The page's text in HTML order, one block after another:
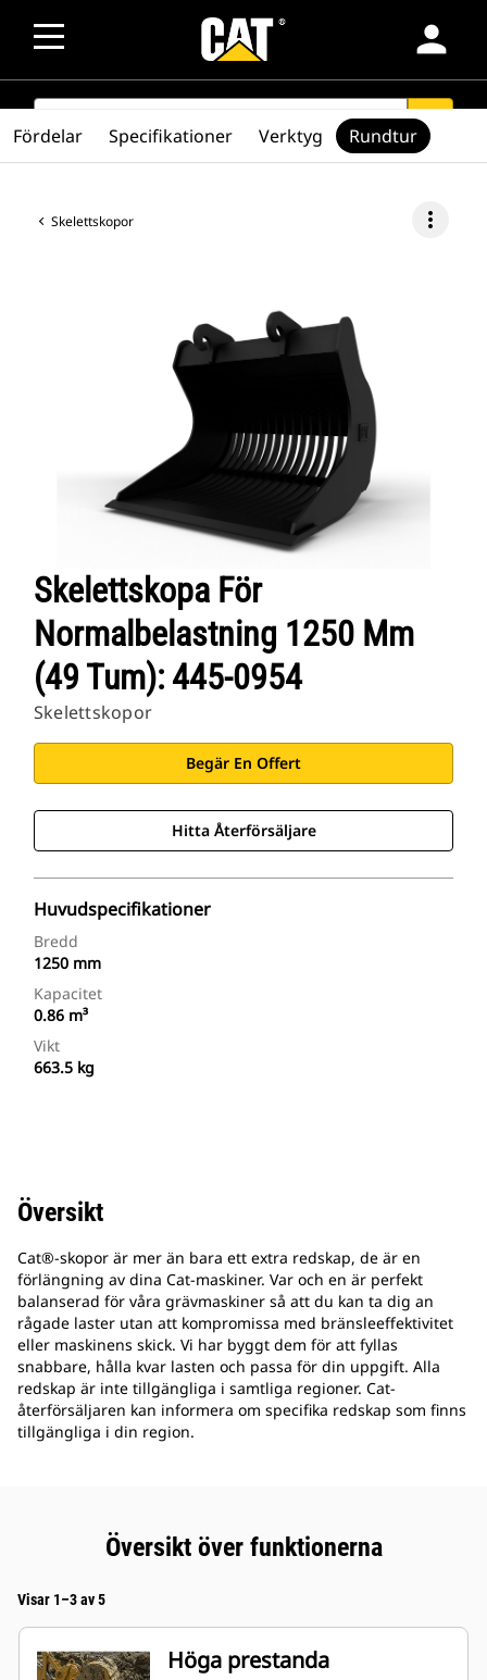
person
SEARCH search
Skelettskopor more_vert
Skelettskopa För
Normalbelastning 1250 Mm
(49 Tum): 445-0954
Skelettskopor
Begär En Offert
Hitta Återförsäljare
Huvudspecifikationer
Bredd
1250 mm
Kapacitet
0.86 m³
Vikt
663.5 kg
Fördelar Specifikationer Verktyg Rundtur
Översikt
Cat®-skopor är mer än bara ett extra redskap, de är en
förlängning av dina Cat-maskiner. Var och en är perfekt
balanserad för våra grävmaskiner så att du kan ta dig an
rågade laster utan att kompromissa med bränsleeffektivitet
eller maskinens skick. Vi har byggt dem för att fyllas
snabbare, hålla kvar lasten och passa för din uppgift. Alla
redskap är inte tillgängliga i samtliga regioner. Cat-
återförsäljaren kan informera om specifika redskap som finns
tillgängliga i din region.
Översikt över funktionerna
Visar 1–3 av 5
Höga prestanda